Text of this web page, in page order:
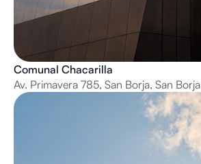
Comunal Chacarilla
Av. Primavera 785, San Borja, San Borja